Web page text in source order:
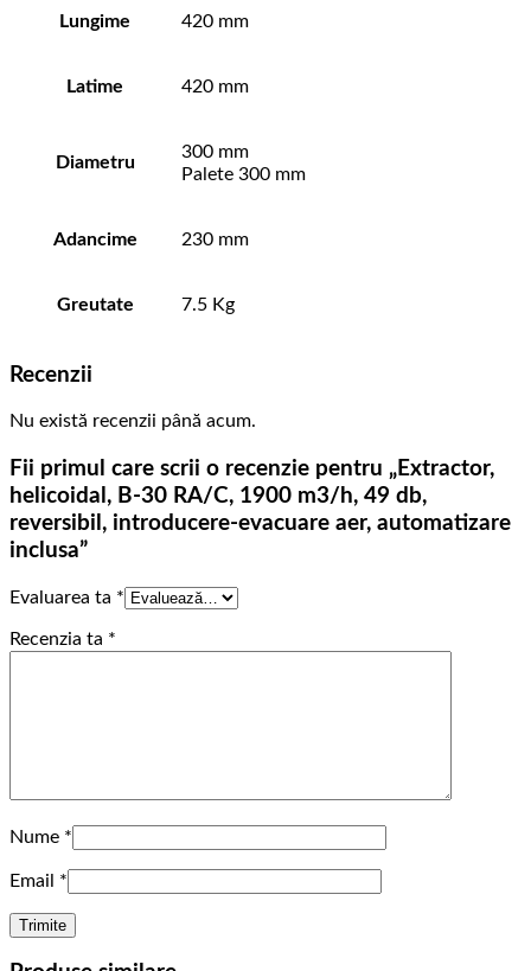
Lungime 420 mm
Latime 420 mm
Diametru
300 mm
Palete 300 mm
Adancime 230 mm
Greutate 7.5 Kg
Recenzii
Nu există recenzii până acum.
Fii primul care scrii o recenzie pentru „Extractor,
helicoidal, B-30 RA/C, 1900 m3/h, 49 db,
reversibil, introducere-evacuare aer, automatizare
inclusa”
Evaluarea ta *
Recenzia ta *
Nume *
Email *